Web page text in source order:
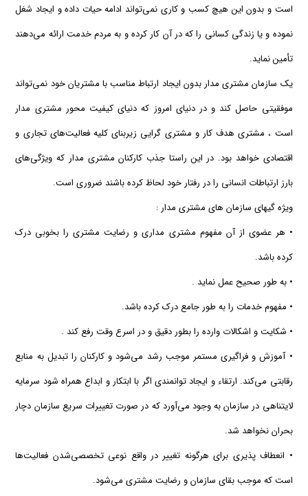
است و بدون این هیچ كسب و كاری نمی‌تواند ادامه حیات داده و ایجاد شغل
نموده و یا زندگی كسانی را كه در آن كار كرده و به مردم خدمت ارائه می‌دهند
تأمین نماید.
یك سازمان مشتری مدار بدون ایجاد ارتباط مناسب با مشتریان خود نمی‌تواند
موفقیتی حاصل كند و در دنیای امروز كه دنیای كیفیت محور مشتری مدار
است ، مشتری هدف كار و مشتری گرایی زیربنای كلیه فعالیت‌های تجاری و
اقتصادی خواهد بود. در این راستا جذب كاركنان مشتری مدار كه ویژگی‌های
بارز ارتباطات انسانی را در رفتار خود لحاظ كرده باشند ضروری است.
ویژه گیهای سازمان های مشتری مدار :
• هر عضوی از آن مفهوم مشتری مداری و رضایت مشتری را بخوبی درك
كرده باشد.
• به طور صحیح عمل نماید .
• مفهوم خدمات را به طور جامع درك كرده باشد.
• شكایت و اشكالات وارده را بطور دقیق و در اسرع وقت رفع كند .
• آموزش و فراگیری مستمر موجب رشد می‌شود و كاركنان را تبدیل به منابع
رقابتی می‌كند. ارتقاء و ایجاد توانمندی اگر با ابتكار و ابداع همراه شود سرمایه
لایتناهی در سازمان به وجود می‌آورد كه در صورت تغییرات سریع سازمان دچار
بحران نخواهد شد.
• انعطاف پذیری برای هرگونه تغییر در واقع نوعی تخصصی‌شدن فعالیت‌ها
است كه موجب بقای سازمان و رضایت مشتری می‌شود.